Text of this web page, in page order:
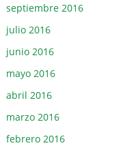
septiembre 2016
julio 2016
junio 2016
mayo 2016
abril 2016
marzo 2016
febrero 2016